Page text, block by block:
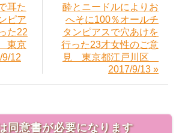
耳た
ピア
た22
東京
12
酔とニードルによりお
へそに100％オールチ
タンピアスで穴あけを
行った23才女性のご意
見 東京都江戸川区
2017/9/13 »
同意書が必要になります